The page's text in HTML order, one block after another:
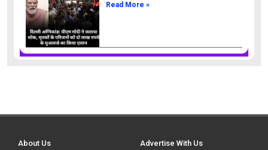
Read More »
About Us Advertise With Us